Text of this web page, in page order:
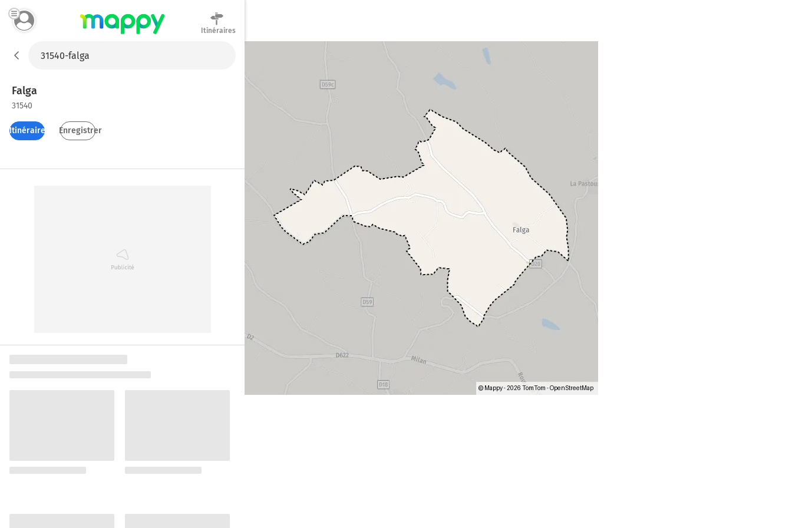
Itinéraires
Falga
31540
Itinéraires Enregistrer